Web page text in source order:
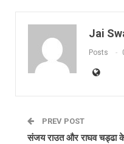
Jai
Posts
PREV POST
संजय राउत और राघव चड्ढा